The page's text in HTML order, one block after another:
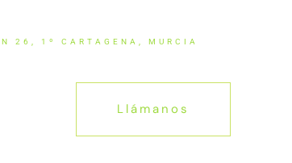
ÚLTIMAS NOTICIAS
26, 1º CARTAGENA, MURCIA
Llámanos